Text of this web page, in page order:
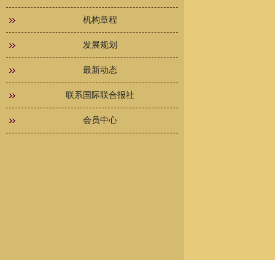
机构章程
发展规划
最新动态
联系国际联合报社
会员中心